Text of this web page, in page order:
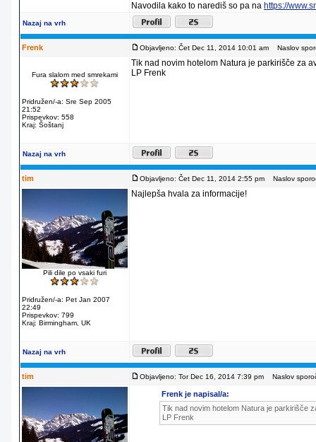
Navodila kako to narediš so pa na https://
Nazaj na vrh
Frenk Objavljeno: Čet Dec 11, 2014 10:01 am Naslov
Fura slalom med smrekami
Pridružen/-a: Sre Sep 2005
21:52
Prispevkov: 558
Kraj: Šoštanj
Tik nad novim hotelom Natura je parkirišče za
LP Frenk
Nazaj na vrh
tim Objavljeno: Čet Dec 11, 2014 2:55 pm Naslov
Pili dile po vsaki furi
Pridružen/-a: Pet Jan 2007
22:49
Prispevkov: 799
Kraj: Birmingham, UK
Najlepša hvala za informacije!
Nazaj na vrh
tim Objavljeno: Tor Dec 16, 2014 7:39 pm Naslov
Frenk je napisal/a:
Tik nad novim hotelom Natura je parkirišče
LP Frenk